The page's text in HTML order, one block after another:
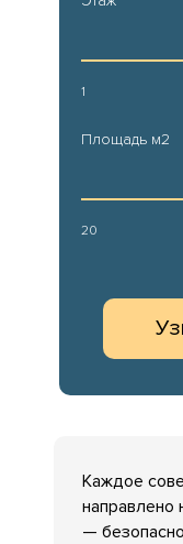
1
Площадь м2
20
Каждое
направлено
—